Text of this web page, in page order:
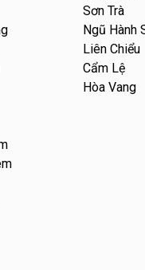
Sơn Trà
Ngũ Hành
Liên Chiểu
Cẩm Lệ
Hòa Vang